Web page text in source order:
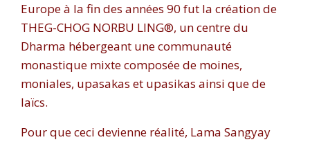
Europe à la fin des années 90 fut la création de
THEG-CHOG NORBU LING®, un centre du
Dharma hébergeant une communauté
monastique mixte composée de moines,
moniales, upasakas et upasikas ainsi que de
laïcs.
Pour que ceci devienne réalité, Lama Sangyay